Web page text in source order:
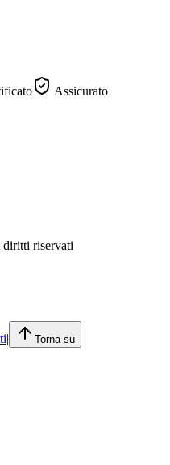
Assicurato
riservati
| Torna su